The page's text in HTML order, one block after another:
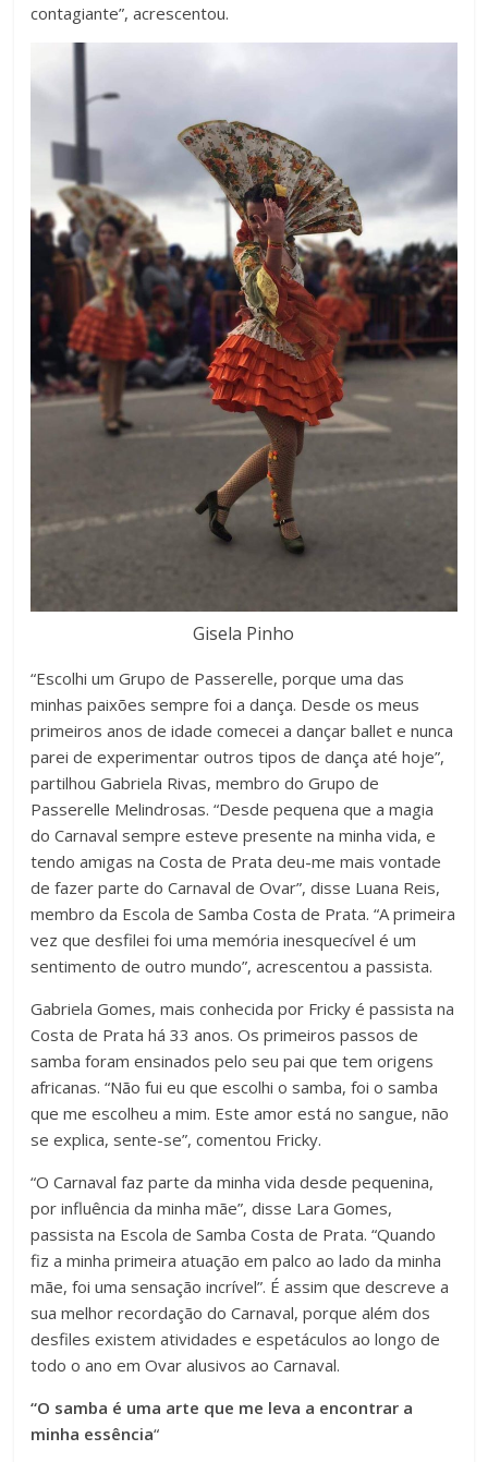
contagiante”, acrescentou.
Gisela Pinho
“Escolhi um Grupo de Passerelle, porque uma das
minhas paixões sempre foi a dança. Desde os meus
primeiros anos de idade comecei a dançar ballet e nunca
parei de experimentar outros tipos de dança até hoje”,
partilhou Gabriela Rivas, membro do Grupo de
Passerelle Melindrosas. “Desde pequena que a magia
do Carnaval sempre esteve presente na minha vida, e
tendo amigas na Costa de Prata deu-me mais vontade
de fazer parte do Carnaval de Ovar”, disse Luana Reis,
membro da Escola de Samba Costa de Prata. “A primeira
vez que desfilei foi uma memória inesquecível é um
sentimento de outro mundo”, acrescentou a passista.
Gabriela Gomes, mais conhecida por Fricky é passista na
Costa de Prata há 33 anos. Os primeiros passos de
samba foram ensinados pelo seu pai que tem origens
africanas. “Não fui eu que escolhi o samba, foi o samba
que me escolheu a mim. Este amor está no sangue, não
se explica, sente-se”, comentou Fricky.
“O Carnaval faz parte da minha vida desde pequenina,
por influência da minha mãe”, disse Lara Gomes,
passista na Escola de Samba Costa de Prata. “Quando
fiz a minha primeira atuação em palco ao lado da minha
mãe, foi uma sensação incrível”. É assim que descreve a
sua melhor recordação do Carnaval, porque além dos
desfiles existem atividades e espetáculos ao longo de
todo o ano em Ovar alusivos ao Carnaval.
“O samba é uma arte que me leva a encontrar a
minha essência“